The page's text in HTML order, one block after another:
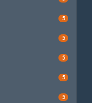
5
5
5
5
5